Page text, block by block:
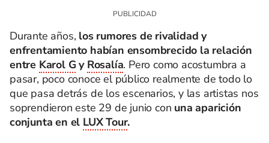
Durante años, los rumores de rivalidad y
enfrentamiento habían ensombrecido la relación
entre Karol G y Rosalía. Pero como acostumbra a
pasar, poco conoce el público realmente de todo lo
que pasa detrás de los escenarios, y las artistas nos
soprendieron este 29 de junio con una aparición
conjunta en el LUX Tour.